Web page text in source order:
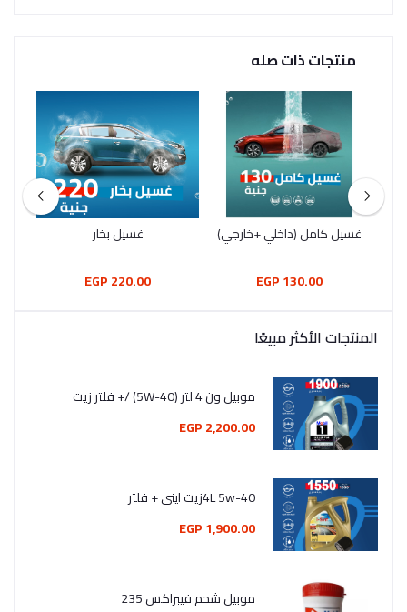
منتجات ذات صله
غسيل كامل (داخلي +خارجي)
130.00 EGP
غسيل بخار
220.00 EGP
المنتجات الأكثر مبيعًا
موبيل ون 4 لتر (5W-40) /+ فلتر زيت
2,200.00 EGP
4L 5w-40زيت اينى + فلتر
1,900.00 EGP
موبيل شحم فيبراكس 235